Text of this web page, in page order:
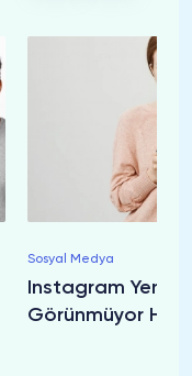
Sosyal Medya
Instagram Yeni
Görünmüyor